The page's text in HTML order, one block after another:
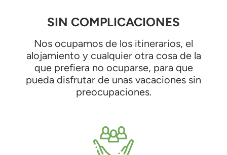
SIN COMPLICACIONES
Nos ocupamos de los itinerarios, el
alojamiento y cualquier otra cosa de la
que prefiera no ocuparse, para que
pueda disfrutar de unas vacaciones sin
preocupaciones.